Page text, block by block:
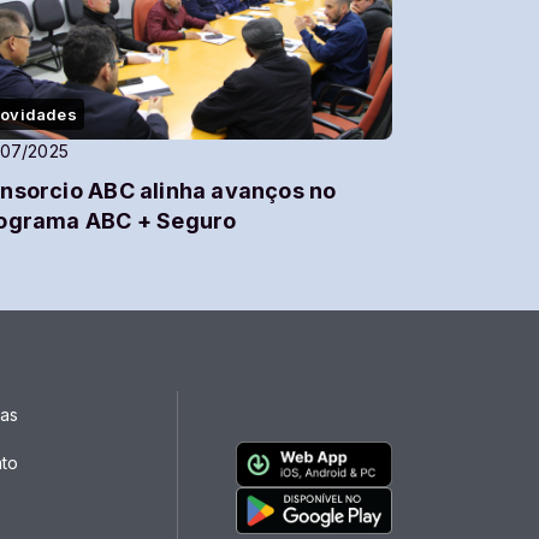
2025
ABC alinha avanços no
ABC + Seguro